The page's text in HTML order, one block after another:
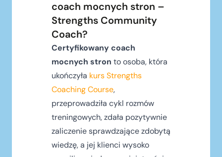
coach mocnych stron –
Strengths Community
Coach?
Certyfikowany coach
mocnych stron to osoba, która
ukończyła kurs Strengths
Coaching Course,
przeprowadziła cykl rozmów
treningowych, zdała pozytywnie
zaliczenie sprawdzające zdobytą
wiedzę, a jej klienci wysoko